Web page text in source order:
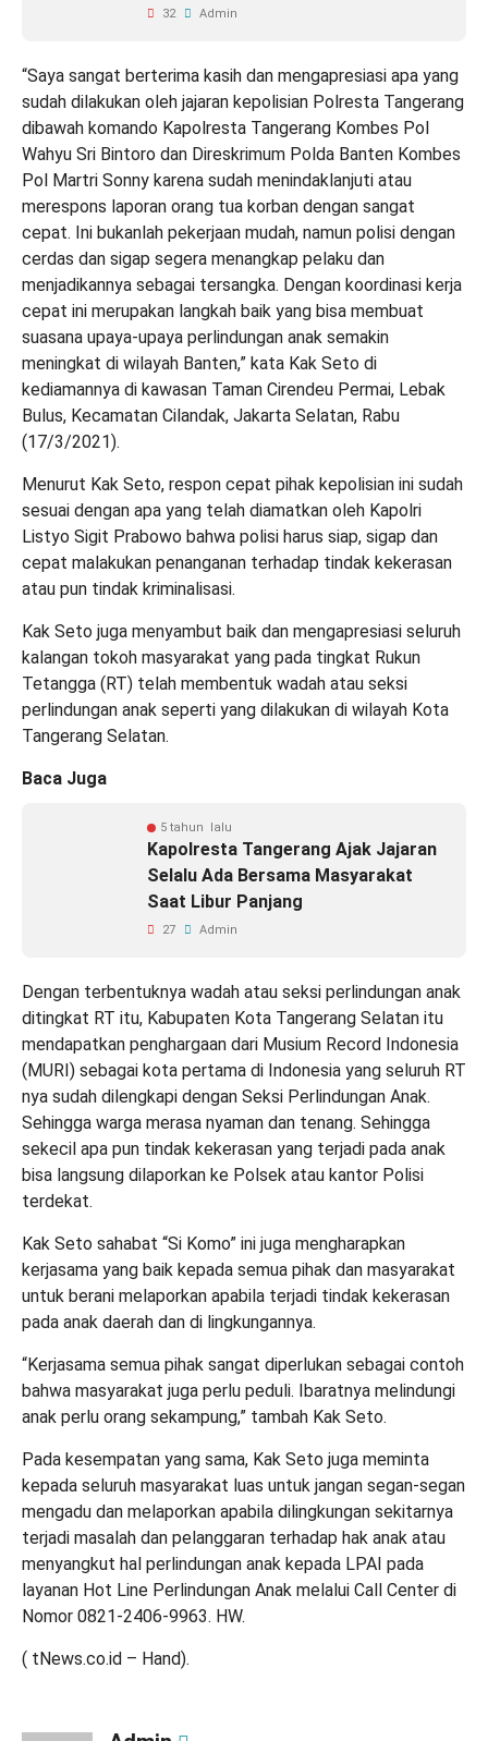
32 Admin
“Saya sangat berterima kasih dan mengapresiasi apa yang
sudah dilakukan oleh jajaran kepolisian Polresta Tangerang
dibawah komando Kapolresta Tangerang Kombes Pol
Wahyu Sri Bintoro dan Direskrimum Polda Banten Kombes
Pol Martri Sonny karena sudah menindaklanjuti atau
merespons laporan orang tua korban dengan sangat
cepat. Ini bukanlah pekerjaan mudah, namun polisi dengan
cerdas dan sigap segera menangkap pelaku dan
menjadikannya sebagai tersangka. Dengan koordinasi kerja
cepat ini merupakan langkah baik yang bisa membuat
suasana upaya-upaya perlindungan anak semakin
meningkat di wilayah Banten,” kata Kak Seto di
kediamannya di kawasan Taman Cirendeu Permai, Lebak
Bulus, Kecamatan Cilandak, Jakarta Selatan, Rabu
(17/3/2021).
Menurut Kak Seto, respon cepat pihak kepolisian ini sudah
sesuai dengan apa yang telah diamatkan oleh Kapolri
Listyo Sigit Prabowo bahwa polisi harus siap, sigap dan
cepat malakukan penanganan terhadap tindak kekerasan
atau pun tindak kriminalisasi.
Kak Seto juga menyambut baik dan mengapresiasi seluruh
kalangan tokoh masyarakat yang pada tingkat Rukun
Tetangga (RT) telah membentuk wadah atau seksi
perlindungan anak seperti yang dilakukan di wilayah Kota
Tangerang Selatan.
Baca Juga
5 tahun lalu
Kapolresta Tangerang Ajak Jajaran
Selalu Ada Bersama Masyarakat
Saat Libur Panjang
27 Admin
Dengan terbentuknya wadah atau seksi perlindungan anak
ditingkat RT itu, Kabupaten Kota Tangerang Selatan itu
mendapatkan penghargaan dari Musium Record Indonesia
(MURI) sebagai kota pertama di Indonesia yang seluruh RT
nya sudah dilengkapi dengan Seksi Perlindungan Anak.
Sehingga warga merasa nyaman dan tenang. Sehingga
sekecil apa pun tindak kekerasan yang terjadi pada anak
bisa langsung dilaporkan ke Polsek atau kantor Polisi
terdekat.
Kak Seto sahabat “Si Komo” ini juga mengharapkan
kerjasama yang baik kepada semua pihak dan masyarakat
untuk berani melaporkan apabila terjadi tindak kekerasan
pada anak daerah dan di lingkungannya.
“Kerjasama semua pihak sangat diperlukan sebagai contoh
bahwa masyarakat juga perlu peduli. Ibaratnya melindungi
anak perlu orang sekampung,” tambah Kak Seto.
Pada kesempatan yang sama, Kak Seto juga meminta
kepada seluruh masyarakat luas untuk jangan segan-segan
mengadu dan melaporkan apabila dilingkungan sekitarnya
terjadi masalah dan pelanggaran terhadap hak anak atau
menyangkut hal perlindungan anak kepada LPAI pada
layanan Hot Line Perlindungan Anak melalui Call Center di
Nomor 0821-2406-9963. HW.
( tNews.co.id – Hand).